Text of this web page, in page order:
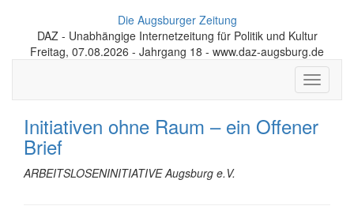
Die Augsburger Zeitung
DAZ - Unabhängige Internetzeitung für Politik und Kultur
Freitag, 07.08.2026 - Jahrgang 18 - www.daz-augsburg.de
Toggle
Initiativen ohne Raum – ein Offener
Brief
ARBEITSLOSENINITIATIVE Augsburg e.V.